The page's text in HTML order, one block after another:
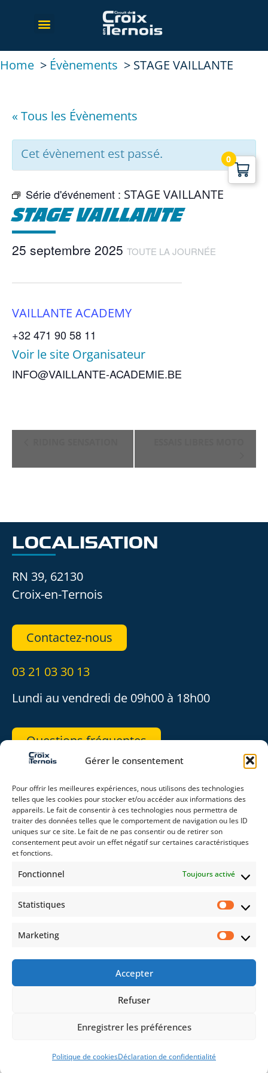
Gérer le consentement
Pour offrir les meilleures expériences, nous utilisons des technologies
telles que les cookies pour stocker et/ou accéder aux informations des
appareils. Le fait de consentir à ces technologies nous permettra de
traiter des données telles que le comportement de navigation ou les ID
uniques sur ce site. Le fait de ne pas consentir ou de retirer son
consentement peut avoir un effet négatif sur certaines caractéristiques
et fonctions.
Fonctionnel Toujours activé
Statistiques
Marketing
Accepter
Refuser
Enregistrer les préférences
Politique de cookiesDéclaration de confidentialité
Home Évènements STAGE VAILLANTE
« Tous les Évènements
Cet évènement est passé.
Série d'événement : STAGE VAILLANTE
STAGE VAILLANTE
25 septembre 2025 TOUTE LA JOURNÉE
VAILLANTE ACADEMY
+32 471 90 58 11
Voir le site Organisateur
INFO@VAILLANTE-ACADEMIE.BE
LOCALISATION
RN 39, 62130
Croix-en-Ternois
Contactez-nous
03 21 03 30 13
Lundi au vendredi de 09h00 à 18h00
Questions fréquentes
RESTEZ CONNECTÉ(E)
En vous inscrivant, vous acceptez de recevoir nos offres
Politique de confidentialité
légales–CGV
0